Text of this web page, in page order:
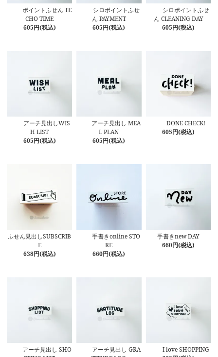
ポイントふせん TE
CHO TIME
605円(税込)
シロポイントふせ
ん PAYMENT
605円(税込)
シロポイントふせ
ん CLEANING DAY
605円(税込)
アーチ見出しWIS
H LIST
605円(税込)
アーチ見出し MEA
L PLAN
605円(税込)
DONE CHECK!
605円(税込)
ふせん見出しSUBSCRIB
E
638円(税込)
手書きonline STO
RE
660円(税込)
手書きnew DAY
660円(税込)
アーチ見出し SHO
アーチ見出し GRA
I love SHOPPING